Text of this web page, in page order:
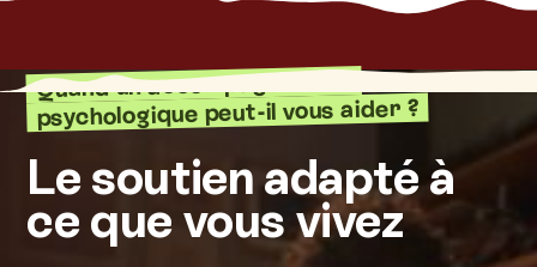
Quand un accompagnement
psychologique peut-il vous aider ?
Le soutien adapté à
ce que vous vivez